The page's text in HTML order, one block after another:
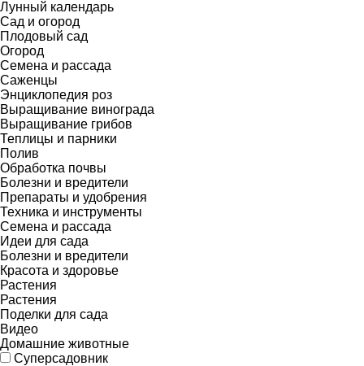
Лунный календарь
Сад и огород
Плодовый сад
Огород
Семена и рассада
Саженцы
Энциклопедия роз
Выращивание винограда
Выращивание грибов
Теплицы и парники
Полив
Обработка почвы
Болезни и вредители
Препараты и удобрения
Техника и инструменты
Семена и рассада
Идеи для сада
Болезни и вредители
Красота и здоровье
Растения
Растения
Поделки для сада
Видео
Домашние животные
Суперсадовник